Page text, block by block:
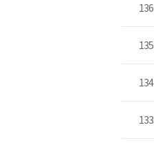
136
135
134
133